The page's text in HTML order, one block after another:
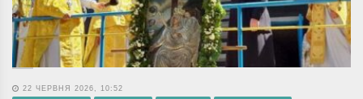
22 ЧЕРВНЯ 2026, 10:52